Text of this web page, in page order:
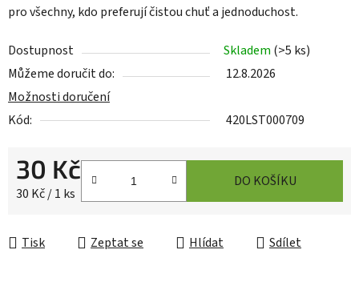
pro všechny, kdo preferují čistou chuť a jednoduchost.
Dostupnost Skladem (>5 ks)
Můžeme doručit do:
12.8.2026
Možnosti doručení
Kód:
420LST000709
30 Kč
Měrná cena:
30 Kč / 1 ks
DO KOŠÍKU
Tisk Zeptat se Hlídat Sdílet